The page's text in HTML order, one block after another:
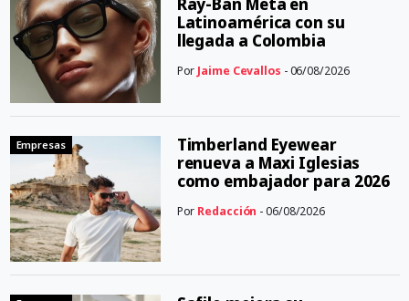
Ray-Ban Meta en
Latinoamérica con su
llegada a Colombia
Por Jaime Cevallos - 06/08/2026
Empresas
Timberland Eyewear
renueva a Maxi Iglesias
como embajador para 2026
Por Redacción - 06/08/2026